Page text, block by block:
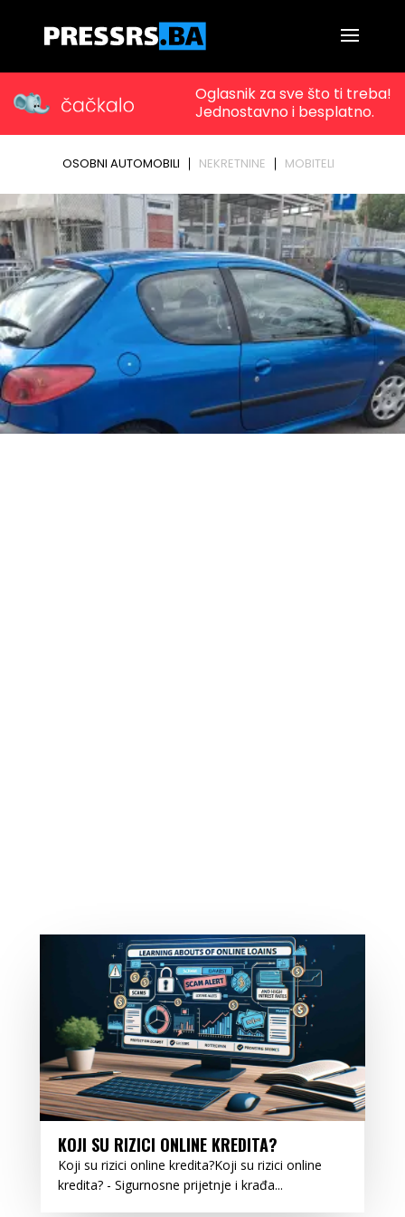
KOJI SU RIZICI ONLINE KREDITA?
Koji su rizici online kredita?Koji su rizici online
kredita? - Sigurnosne prijetnje i krađa...